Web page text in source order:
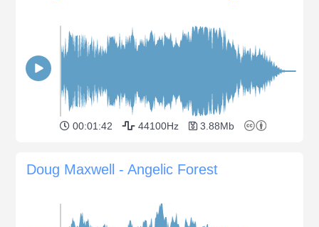
00:01:42 44100Hz 3.88Mb
Doug Maxwell - Angelic Forest